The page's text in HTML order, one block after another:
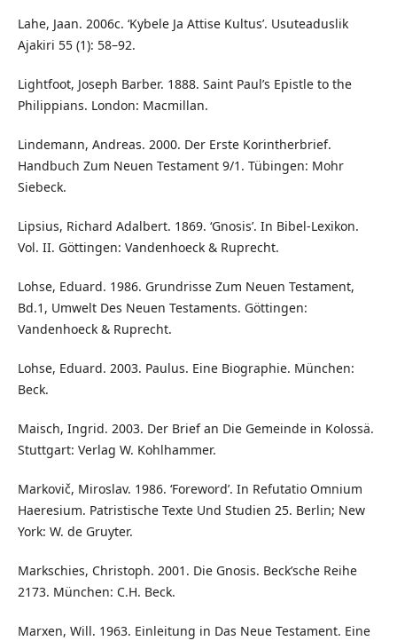
Lahe, Jaan. 2006c. ‘Kybele Ja Attise Kultus’. Usuteaduslik
Ajakiri 55 (1): 58–92.
Lightfoot, Joseph Barber. 1888. Saint Paul’s Epistle to the
Philippians. London: Macmillan.
Lindemann, Andreas. 2000. Der Erste Korintherbrief.
Handbuch Zum Neuen Testament 9/1. Tübingen: Mohr
Siebeck.
Lipsius, Richard Adalbert. 1869. ‘Gnosis’. In Bibel-Lexikon.
Vol. II. Göttingen: Vandenhoeck & Ruprecht.
Lohse, Eduard. 1986. Grundrisse Zum Neuen Testament,
Bd.1, Umwelt Des Neuen Testaments. Göttingen:
Vandenhoeck & Ruprecht.
Lohse, Eduard. 2003. Paulus. Eine Biographie. München:
Beck.
Maisch, Ingrid. 2003. Der Brief an Die Gemeinde in Kolossä.
Stuttgart: Verlag W. Kohlhammer.
Markovič, Miroslav. 1986. ‘Foreword’. In Refutatio Omnium
Haeresium. Patristische Texte Und Studien 25. Berlin; New
York: W. de Gruyter.
Markschies, Christoph. 2001. Die Gnosis. Beck’sche Reihe
2173. München: C.H. Beck.
Marxen, Will. 1963. Einleitung in Das Neue Testament. Eine